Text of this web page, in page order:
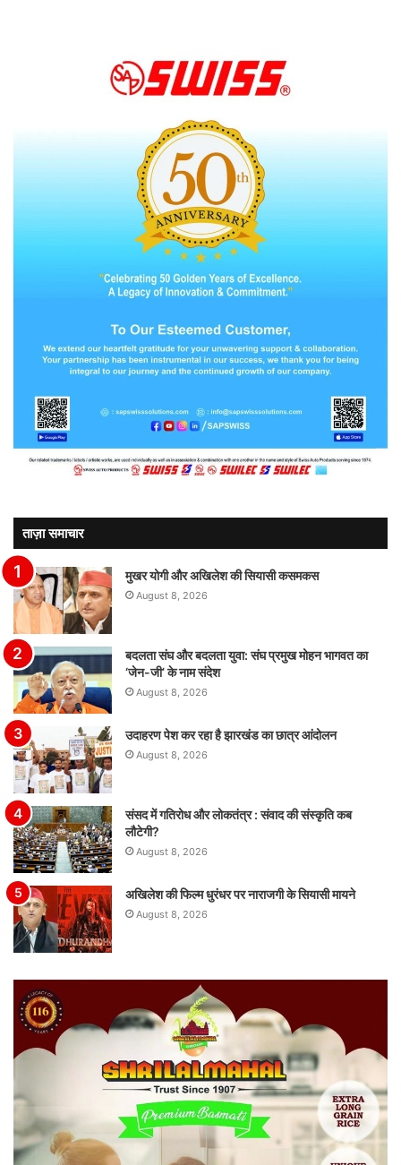
ताज़ा समाचार
मुखर योगी और अखिलेश की सियासी कसमकस
August 8, 2026
बदलता संघ और बदलता युवा: संघ प्रमुख मोहन भागवत का
‘जेन-जी’ के नाम संदेश
August 8, 2026
उदाहरण पेश कर रहा है झारखंड का छात्र आंदोलन
August 8, 2026
संसद में गतिरोध और लोकतंत्र : संवाद की संस्कृति कब
लौटेगी?
August 8, 2026
अखिलेश की फिल्म धुरंधर पर नाराजगी के सियासी मायने
August 8, 2026